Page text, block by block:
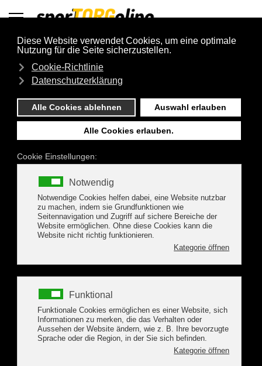
Datenschutzerklärung
Uncategorised 03. Oktober 2022
Diese Datenschutzrichtlinie kannhier als PDFgeladen werden.
Inkraftsetzung durch Vorstandsbeschluss am 25.05.2018 in
Zuletzt geändert durch Vorstandsbeschluss am 15.10.2018.
Alle Bezeichnungen betreffen sowohl die weibliche als auch die
männliche Form.
Teil 1: Verarbeitung personenbezogener Daten